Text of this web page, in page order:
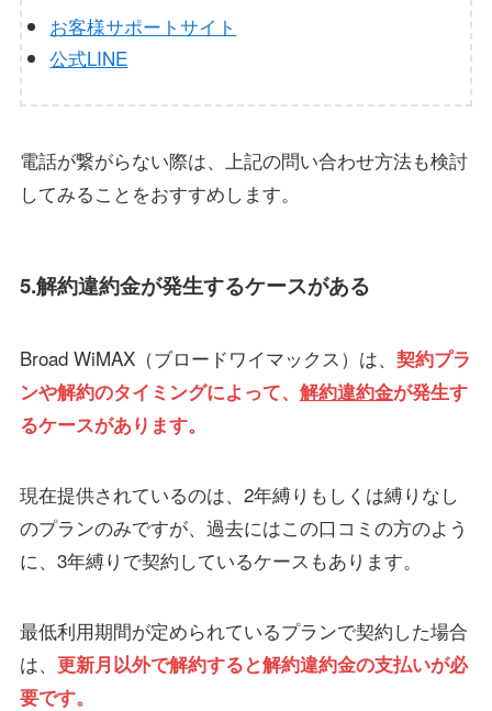
お客様サポートサイト
公式LINE
電話が繋がらない際は、上記の問い合わせ方法も検討
してみることをおすすめします。
5.解約違約金が発生するケースがある
Broad WiMAX（ブロードワイマックス）は、 契約プラ
ンや解約のタイミングによって、 解約違約金が発生す
るケースがあります。
現在提供されているのは、2年縛りもしくは縛りなし
のプランのみですが、過去にはこの口コミの方のよう
に、3年縛りで契約しているケースもあります。
最低利用期間が定められているプランで契約した場合
は、 更新月以外で解約すると解約違約金の支払いが必
要です。